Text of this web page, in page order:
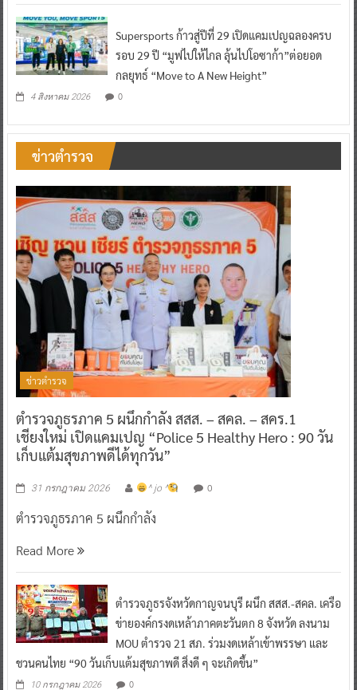
Supersports ก้าวสู่ปีที่ 29 เปิดแคมเปญฉลองครบ
รอบ 29 ปี “มูฟไปให้ไกล ลุ้นไปโอซาก้า”ต่อยอด
กลยุทธ์ “Move to A New Height”
4 สิงหาคม 2026 0
ข่าวตำรวจ
ข่าวตำรวจ
ตำรวจภูธรภาค 5 ผนึกกำลัง สสส. – สคล. – สคร.1
เชียงใหม่ เปิดแคมเปญ “Police 5 Healthy Hero : 90 วัน
เก็บแต้มสุขภาพดีได้ทุกวัน”
31 กรกฎาคม 2026 ^ jo ^ 0
ตำรวจภูธรภาค 5 ผนึกกำลัง
Read More
ตำรวจภูธรจังหวัดกาญจนบุรี ผนึก สสส.-สคล. เครือ
ข่ายองค์กรงดเหล้าภาคตะวันตก 8 จังหวัด ลงนาม
MOU ตำรวจ 21 สภ. ร่วมงดเหล้าเข้าพรรษา และ
ชวนคนไทย “90 วันเก็บแต้มสุขภาพดี สิ่งดี ๆ จะเกิดขึ้น”
10 กรกฎาคม 2026 0